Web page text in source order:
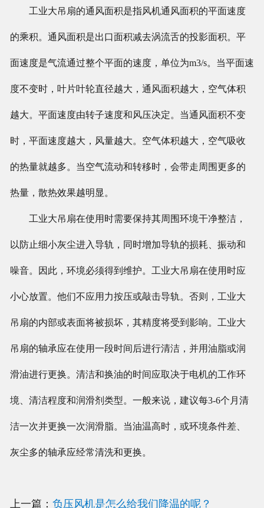
工业大吊扇的通风面积是指风机通风面积的平面速度
的乘积。通风面积是出口面积减去涡流舌的投影面积。平
面速度是气流通过整个平面的速度，单位为m3/s。当平面速
度不变时，叶片叶轮直径越大，通风面积越大，空气体积
越大。平面速度由转子速度和风压决定。当通风面积不变
时，平面速度越大，风量越大。空气体积越大，空气吸收
的热量就越多。当空气流动和转移时，会带走周围更多的
热量，散热效果越明显。
工业大吊扇在使用时需要保持其周围环境干净整洁，
以防止细小灰尘进入导轨，同时增加导轨的损耗、振动和
噪音。因此，环境必须得到维护。工业大吊扇在使用时应
小心放置。他们不应用力按压或敲击导轨。否则，工业大
吊扇的内部或表面将被损坏，其精度将受到影响。工业大
吊扇的轴承应在使用一段时间后进行清洁，并用油脂或润
滑油进行更换。清洁和换油的时间应取决于电机的工作环
境、清洁程度和润滑剂类型。一般来说，建议每3-6个月清
洁一次并更换一次润滑脂。当油温高时，或环境条件差、
灰尘多的轴承应经常清洗和更换。
上一篇： 负压风机是怎么给我们降温的呢？